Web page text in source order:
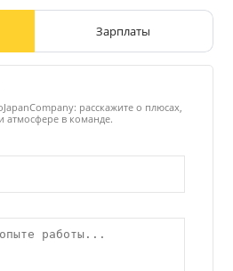
СТО
Зарплаты
расскажите о плюсах,
атмосфере в команде.